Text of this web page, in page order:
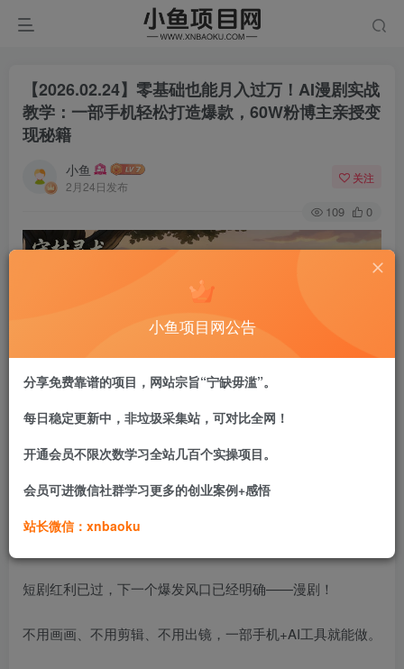
【2026.02.24】零基础也能月入过万！AI漫剧实战
教学：一部手机轻松打造爆款，60W粉博主亲授变
现秘籍
小鱼
2月24日发布
关注
109 0
课程介绍
短剧红利已过，下一个爆发风口已经明确——漫剧！
不用画画、不用剪辑、不用出镜，一部手机+AI工具就能做。
小鱼项目网公告
分享免费靠谱的项目，网站宗旨“宁缺毋滥”。
每日稳定更新中，非垃圾采集站，可对比全网！
开通会员不限次数学习全站几百个实操项目。
会员可进微信社群学习更多的创业案例+感悟
站长微信：xnbaoku